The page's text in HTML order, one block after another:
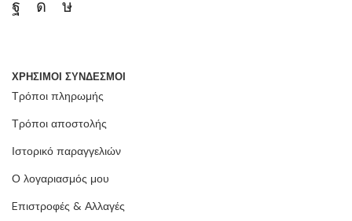
ΧΡΗΣΙΜΟΙ ΣΥΝΔΕΣΜΟΙ
Τρόποι πληρωμής
Τρόποι αποστολής
Ιστορικό παραγγελιών
Ο λογαριασμός μου
Eπιστροφές & Αλλαγές